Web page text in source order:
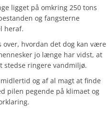
ligget på omkring 250 tons
og fangsterne
heraf.
over, hvordan det dog kan være
jo længe har vidst, at
stedse ringere vandmiljø.
og af al magt at finde
pilen pegende på klimaet og